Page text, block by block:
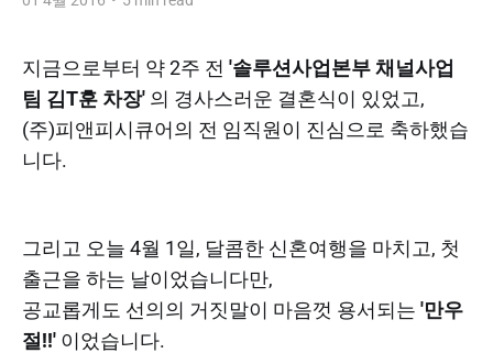
지금으로부터 약 2주 전 '솔루션사업본부 채널사업
팀 김T훈 차장' 의 경사스러운 결혼식이 있었고,
(주)피앤피시큐어의 전 임직원이 진심으로 축하했습
니다.
그리고 오늘 4월 1일, 달콤한 신혼여행을 마치고, 첫
출근을 하는 날이었습니다만,
공교롭게도 선의의 거짓말이 마음껏 용서되는 '만우
절!!' 이었습니다.